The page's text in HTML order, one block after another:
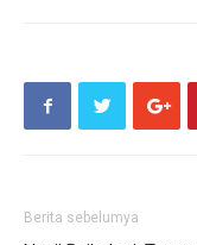
Berita sebelumya